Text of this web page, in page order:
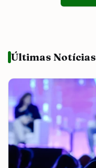
Últimas Notícias